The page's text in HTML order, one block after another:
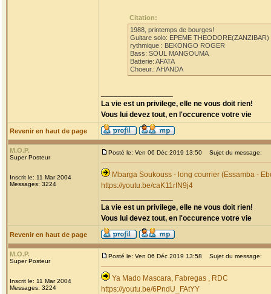
Citation:
1988, printemps de bourges!
Guitare solo: EPEME THEODORE(ZANZIBAR)
rythmique : BEKONGO ROGER
Bass: SOUL MANGOUMA
Batterie: AFATA
Choeur.: AHANDA
La vie est un privilege, elle ne vous doit rien!
Vous lui devez tout, en l'occurence votre vie
Revenir en haut de page
M.O.P.
Super Posteur
Inscrit le: 11 Mar 2004
Messages: 3224
Posté le: Ven 06 Déc 2019 13:50 Sujet du message:
Mbarga Soukouss - long courrier (Essamba -
https://youtu.be/caK11rIN9j4
La vie est un privilege, elle ne vous doit rien!
Vous lui devez tout, en l'occurence votre vie
Revenir en haut de page
M.O.P.
Super Posteur
Inscrit le: 11 Mar 2004
Messages: 3224
Posté le: Ven 06 Déc 2019 13:58 Sujet du message:
Ya Mado Mascara, Fabregas , RDC
https://youtu.be/6PndU_FAtYY